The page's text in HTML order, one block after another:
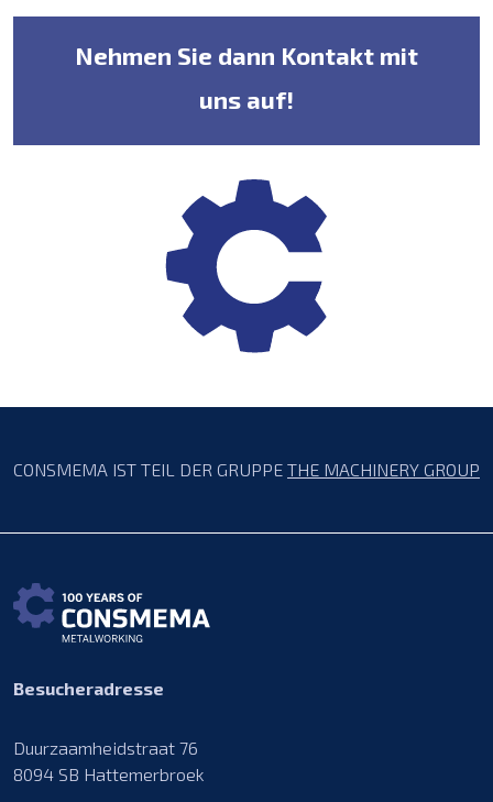
Nehmen Sie dann Kontakt mit
uns auf!
CONSMEMA IST TEIL DER GRUPPE THE MACHINERY GROUP
Besucheradresse
Duurzaamheidstraat 76
8094 SB Hattemerbroek